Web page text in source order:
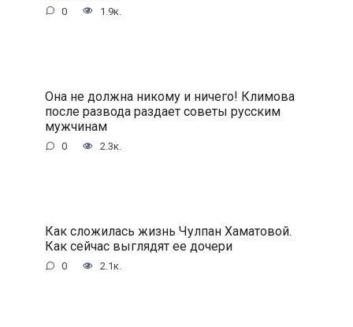
0 1.9к.
Она не должна никому и ничего! Климова
после развода раздает советы русским
мужчинам
0 2.3к.
Как сложилась жизнь Чулпан Хаматовой.
Как сейчас выглядят ее дочери
0 2.1к.